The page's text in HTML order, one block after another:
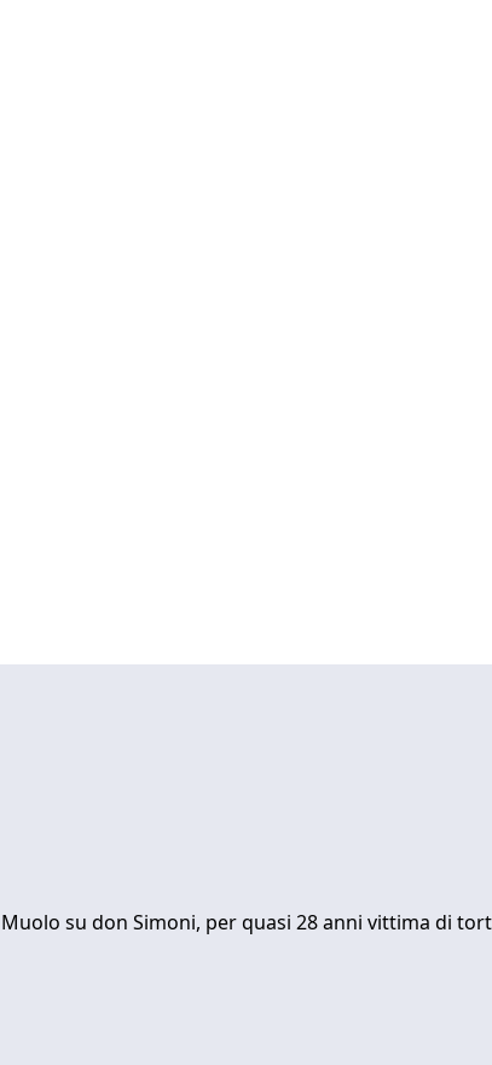
su don Simoni, per quasi 28 anni vittima di